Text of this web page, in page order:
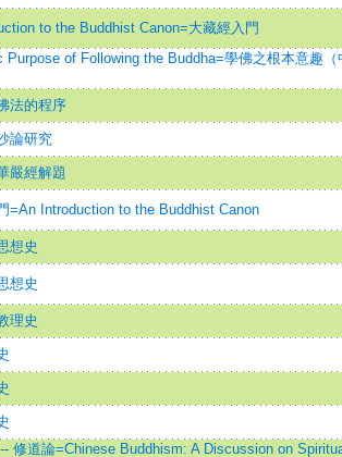
to the Buddhist Canon=大藏經入門
Purpose of Following the Buddha=學佛之根本意趣（
法的程序
論研究
嚴經解題
=An Introduction to the Buddhist Canon
想史
想史
理史
修道論=Chinese Buddhism: A Discussion on